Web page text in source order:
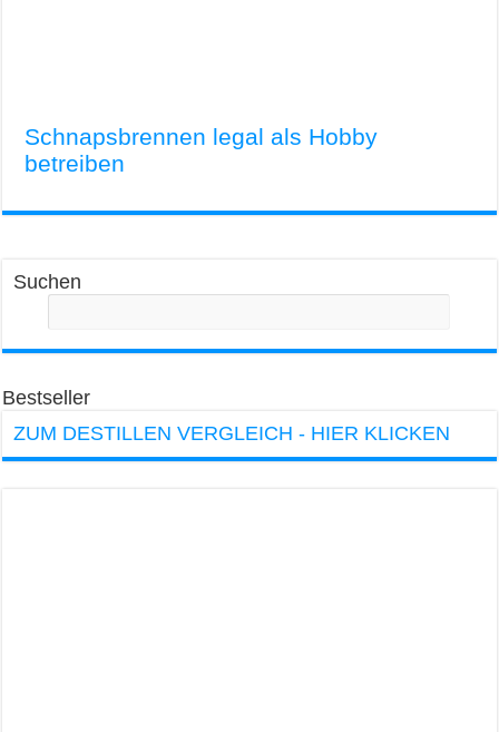
Schnapsbrennen legal als Hobby
betreiben
Suchen
Bestseller
ZUM DESTILLEN VERGLEICH - HIER KLICKEN